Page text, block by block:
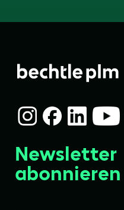
Newsletter
abonnieren